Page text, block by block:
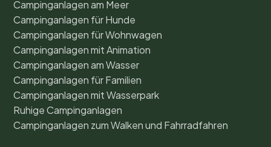
Campinganlagen am Meer
Campinganlagen für Hunde
Campinganlagen für Wohnwagen
Campinganlagen mit Animation
Campinganlagen am Wasser
Campinganlagen für Familien
Campinganlagen mit Wasserpark
Ruhige Campinganlagen
Campinganlagen zum Walken und Fahrradfahren